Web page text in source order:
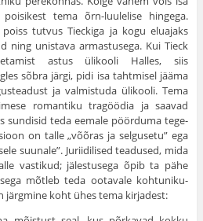
tema õrn-luulelise hingega.
tutvus Tieckiga ja kogu eluajaks
ning unistava armastusega. Kui Tieck
astus ülikooli Halles, siis
sõbra järgi, pidi isa tahtmisel jääma
ja valmistuda ülikooli. Tema
romantiku tragöödia ja saavad
sundisid teda eemale pöörduma tege­
on talle „võõras ja selgusetu” ega
suu­nale”. Juriidilised teadused, mida
vastikud; jälestusega õpib ta pähe
mõtleb teda ootavale kohtuniku-
järgmine koht ühes tema kirjadest: